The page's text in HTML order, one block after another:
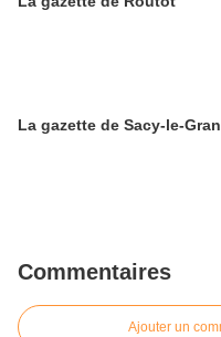
La gazette de Sacy-le-
Commentaires
Ajouter un